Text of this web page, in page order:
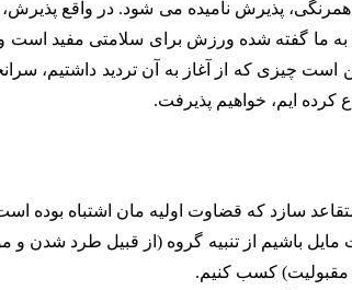
همرنگی، پذیرش نامیده می شود. در واقع
ما گفته شده ورزش برای سلامتی مفید است
چیزی که از آغاز به آن تردید داشتیم،
کرده ایم، خواهیم پذیرفت.
سازد که قضاوت اولیه مان اشتباه بوده
مایل باشیم از تنبیه گروه (از قبیل طرد شدن و
مقبولیت) کسب کنیم.